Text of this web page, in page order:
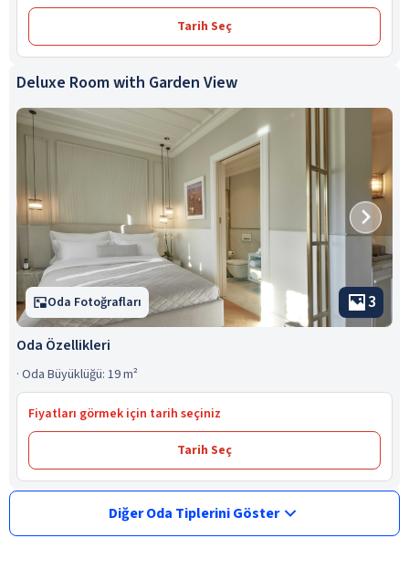
Tarih Seç
Deluxe Room with Garden View
Oda Fotoğrafları 3
Oda Özellikleri
· Oda Büyüklüğü: 19 m²
Fiyatları görmek için tarih seçiniz
Tarih Seç
Diğer Oda Tiplerini Göster